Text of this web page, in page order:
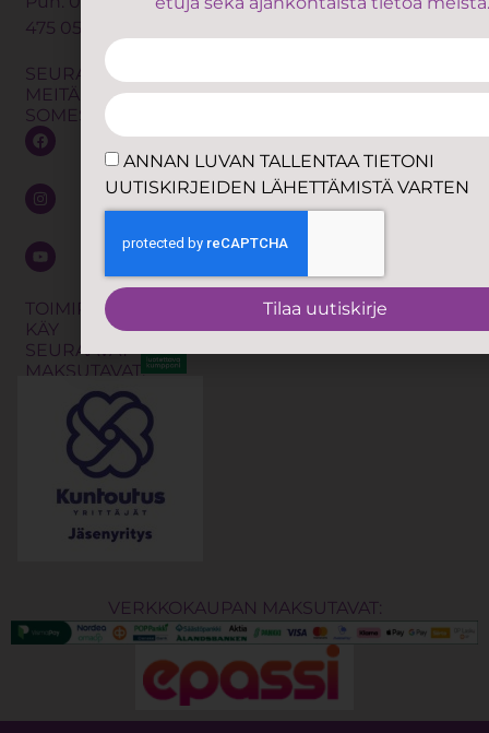
475 0560
SEURAA
MEITÄ
SOMESSA
TOIMIPISTEISSÄMME
KÄY
SEURAAVAT
MAKSUTAVAT:
Trauma
eli TRE
Kalevalainen
jäsenkorjaus
Koulutukset
Yhteystiedot
Anna
palautetta
Jätä
VARTEN
VERKKOKAUPAN MAKSUTAVAT:
ANNAN LUVAN TALLENTAA TIETONI
UUTISKIRJEIDEN LÄHETTÄMISTÄ VARTEN
Tilaa uutiskirje